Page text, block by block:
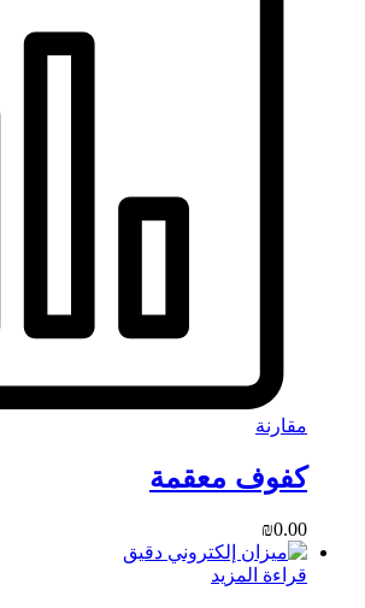
مقارنة
كفوف معقمة
₪0.00
قراءة المزيد